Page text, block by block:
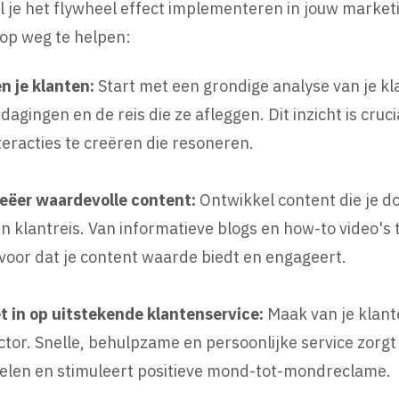
je het flywheel effect implementeren in jouw
weg te helpen:
je klanten: Start met een grondige analyse van je
en de reis die ze afleggen. Dit inzicht is
te creëren die resoneren.
waardevolle content: Ontwikkel content die je
klantreis. Van informatieve blogs en how-to
dat je content waarde biedt en engageert.
in op uitstekende klantenservice: Maak van je
Snelle, behulpzame en persoonlijke service
en stimuleert positieve mond-tot-mondreclame.